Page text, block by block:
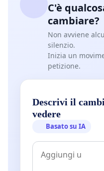
C'è
cambiare?
Non avviene
silenzio.
Inizia un
petizione.
Descrivi il
vedere
Basato su IA